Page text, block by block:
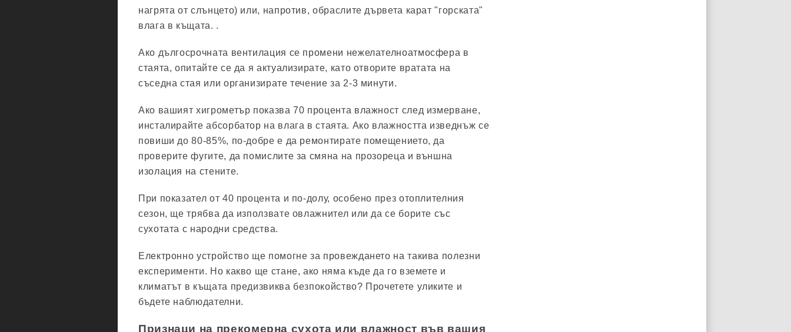
нагрята от слънцето) или, напротив, обраслите дървета карат "горската"
влага в къщата. .
Ако дългосрочната вентилация се промени нежелателноатмосфера в
стаята, опитайте се да я актуализирате, като отворите вратата на
съседна стая или организирате течение за 2-3 минути.
Ако вашият хигрометър показва 70 процента влажност след измерване,
инсталирайте абсорбатор на влага в стаята. Ако влажността изведнъж се
повиши до 80-85%, по-добре е да ремонтирате помещението, да
проверите фугите, да помислите за смяна на прозореца и външна
изолация на стените.
При показател от 40 процента и по-долу, особено през отоплителния
сезон, ще трябва да използвате овлажнител или да се борите със
сухотата с народни средства.
Електронно устройство ще помогне за провеждането на такива полезни
експерименти. Но какво ще стане, ако няма къде да го вземете и
климатът в къщата предизвиква безпокойство? Прочетете уликите и
бъдете наблюдателни.
Признаци на прекомерна сухота или влажност във вашия